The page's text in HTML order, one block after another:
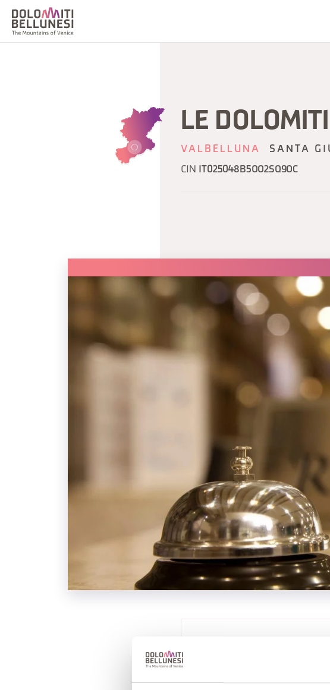
LE
VALBELLUNA
SANTA
CIN
IT025048B5OO2SQ9OC
+393296282310